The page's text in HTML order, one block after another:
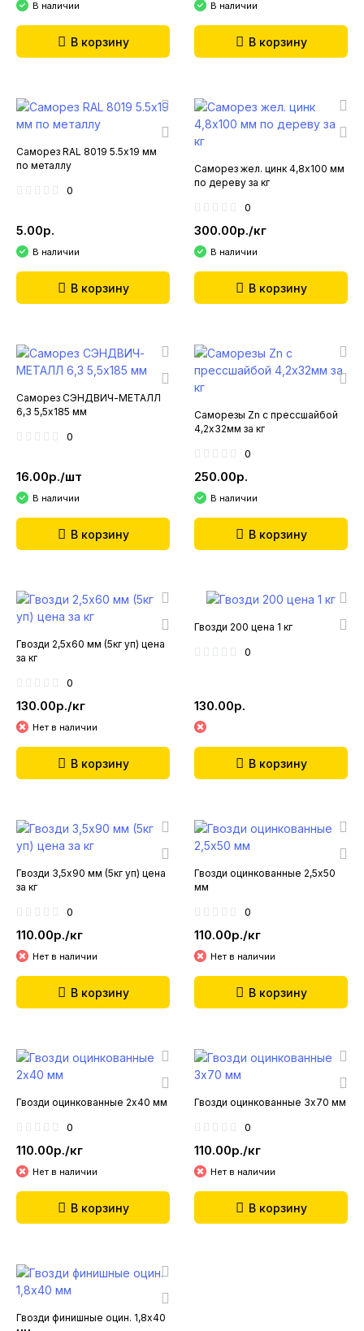
В наличии
В корзину
В наличии
В корзину
Саморез RAL 8019 5.5х19 мм
по металлу
0
5.00р.
В наличии
В корзину
Саморез жел. цинк 4,8х100 мм
по дереву за кг
0
300.00р./кг
В наличии
В корзину
Саморез СЭНДВИЧ-МЕТАЛЛ
6,3 5,5х185 мм
0
16.00р./шт
В наличии
В корзину
Саморезы Zn с прессшайбой
4,2х32мм за кг
0
250.00р.
В наличии
В корзину
Гвозди 2,5х60 мм (5кг уп) цена
за кг
0
130.00р./кг
Нет в наличии
В корзину
Гвозди 200 цена 1 кг
0
130.00р.
В корзину
Гвозди 3,5х90 мм (5кг уп) цена
за кг
0
110.00р./кг
Нет в наличии
В корзину
Гвозди оцинкованные 2,5х50
мм
0
110.00р./кг
Нет в наличии
В корзину
Гвозди оцинкованные 2х40 мм
0
110.00р./кг
Нет в наличии
В корзину
Гвозди оцинкованные 3х70 мм
0
110.00р./кг
Нет в наличии
В корзину
Гвозди финишные оцин. 1,8х40